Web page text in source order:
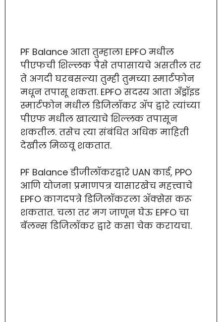
PF Balance आता तुम्हाला EPFO मधील
पीएफची शिल्लक पैसे तपासायचे असतील तर
ते अगदी घरबसल्या तुम्ही तुमच्या स्मार्टफोन
मधून तपासू शकता. EPFO सदस्य आता अँड्रॉइड
स्मार्टफोन मधील डिजिलॉकर ॲप द्वारे त्यांच्या
पीएफ मधील खात्याचे शिल्लक तपासून
शकतील. तसेच त्या संबंधित अधिक माहिती
देखील मिळवू शकतात.
PF Balance डीजीलॉकरद्वारे UAN कार्ड, PPO
आणि योजना प्रमाणपत्र यासारखेच महत्त्वाचे
EPFO कागदपत्रे डिजिलॉकरला ॲक्सेस करू
शकतात. चला तर मग जाणून घेऊ EPFO चा
बॅलन्स डिजिलॉकर द्वारे कसा चेक करायचा.